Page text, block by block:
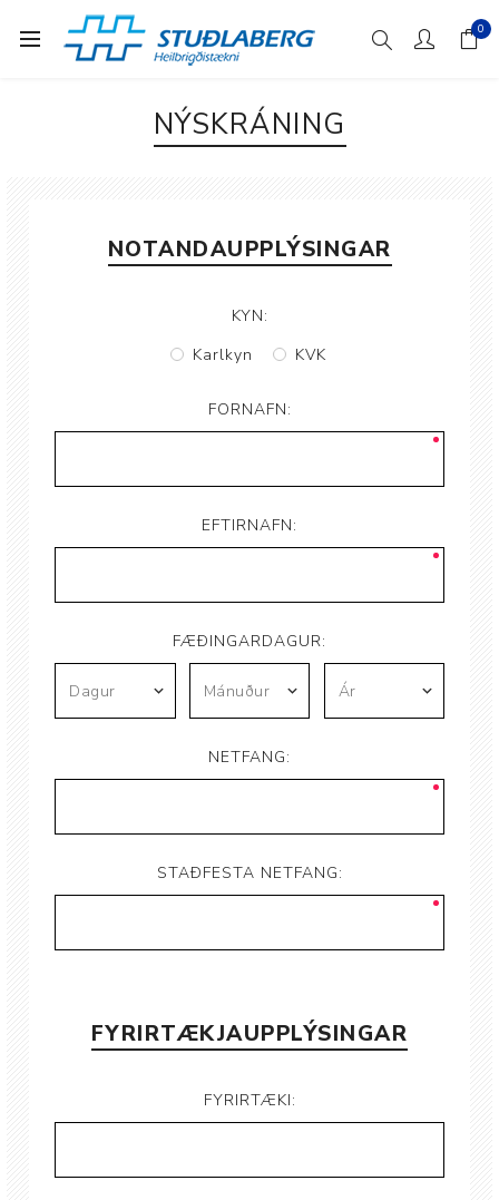
0
NÝSKRÁNING
NOTANDAUPPLÝSINGAR
KYN:
Karlkyn
KVK
FORNAFN:
EFTIRNAFN:
FÆÐINGARDAGUR:
NETFANG:
STAÐFESTA NETFANG:
FYRIRTÆKJAUPPLÝSINGAR
FYRIRTÆKI: